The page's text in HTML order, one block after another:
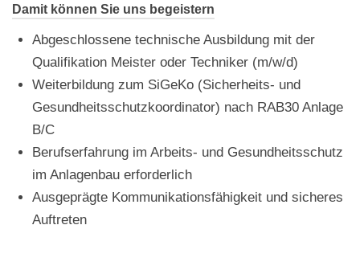
Damit können Sie uns begeistern
Abgeschlossene technische Ausbildung mit der
Qualifikation Meister oder Techniker (m/w/d)
Weiterbildung zum SiGeKo (Sicherheits- und
Gesundheitsschutzkoordinator) nach RAB30 Anlage
B/C
Berufserfahrung im Arbeits- und Gesundheitsschutz
im Anlagenbau erforderlich
Ausgeprägte Kommunikationsfähigkeit und sicheres
Auftreten